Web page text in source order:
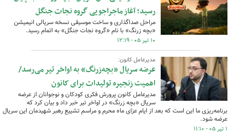
رسید؛ آغاز ماجراجویی گروه نجات جنگل
مراحل صداگذاری و ساخت موسیقی نسخه سریالی انیمیشن
«بچه زرنگ» با نام «گروه نجات جنگل» به اتمام رسید.
۱۰ تیر ۰۵ - ۱۲:۱۹
مدیرعامل کانون:
عرضه سریال «بچه‌زرنگ» به اواخر تیر می‌رسد/
اهمیت زنجیره تولیدات برای کانون
مدیرعامل کانون پرورش فکری کودکان و نوجوانان از عرضه
سریال «بچه زرنگ» در اواخر تیر خبر داد و بیان کرد که
برنامه‌ریزی ما این است که بعد از ایام عزای ماه محرم و مراسم تشییع رهبر شهیدمان این سریال
عرضه شود.
۱ تیر ۰۵ - ۱۱:۱۰